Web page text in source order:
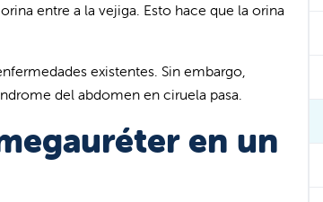
entre a la vejiga. Esto hace que la orina
existentes. Sin embargo,
del abdomen en ciruela pasa.
en un